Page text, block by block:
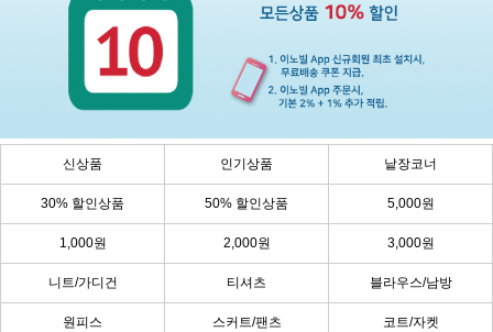
신상품 인기상품 낱장코너
30% 할인상품 50% 할인상품 5,000원
1,000원 2,000원 3,000원
니트/가디건 티셔츠 블라우스/남방
원피스 스커트/팬츠 코트/자켓